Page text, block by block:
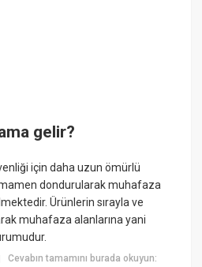
gelir?
için daha uzun ömürlü
dondurularak muhafaza
Ürünlerin sırayla ve
muhafaza alanlarına yani
Cevabın tamamını burada okuyun: